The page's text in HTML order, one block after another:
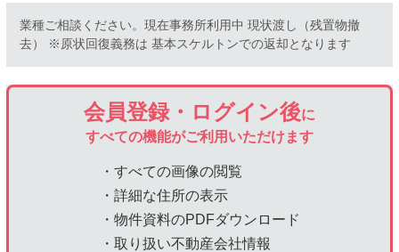
業種ご相談ください。現在事務所利⽤中 現状渡し（残置物撤
去） ※原状回復義務は 基本スケルトンでの返却となります
会員登録・ログイン後に
すべての機能がご利用いただけます
・すべての画像の閲覧
・詳細な住所の表示
・物件資料のPDFダウンロード
・取り扱い不動産会社情報